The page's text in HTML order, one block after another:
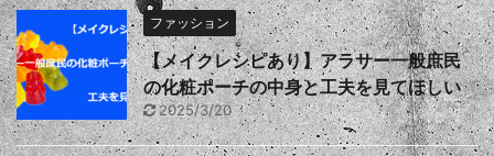
ファッション
【メイクレシピあり】アラサー一般庶民
の化粧ポーチの中身と工夫を見てほしい
2025/3/20